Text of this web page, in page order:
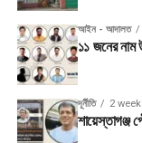
আইন - আদালত
১১ জনের নাম
দূর্নীতি 2
শায়েস্তাগঞ্জ